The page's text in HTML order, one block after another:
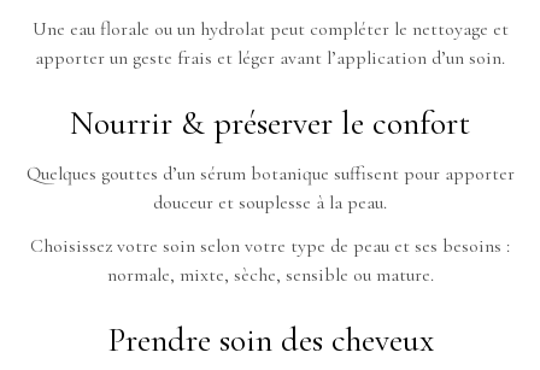
Une eau florale ou un hydrolat peut compléter le nettoyage et
apporter un geste frais et léger avant l’application d’un soin.
Nourrir & préserver le confort
Quelques gouttes d’un sérum botanique suffisent pour apporter
douceur et souplesse à la peau.
Choisissez votre soin selon votre type de peau et ses besoins :
normale, mixte, sèche, sensible ou mature.
Prendre soin des cheveux